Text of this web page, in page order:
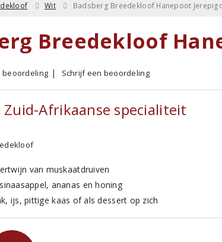
Wit Badsberg Breedekloof Hanepoot
Breedekloof
beoordeling Schrijf een beoordeling
Zuid-Afrikaanse specialiteit
van muskaatdruiven
ananas en honing
ijs, pittige kaas of als dessert op zich